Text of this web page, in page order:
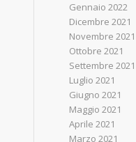
Gennaio 2022
Dicembre 2021
Novembre 2021
Ottobre 2021
Settembre 2021
Luglio 2021
Giugno 2021
Maggio 2021
Aprile 2021
Marzo 2021